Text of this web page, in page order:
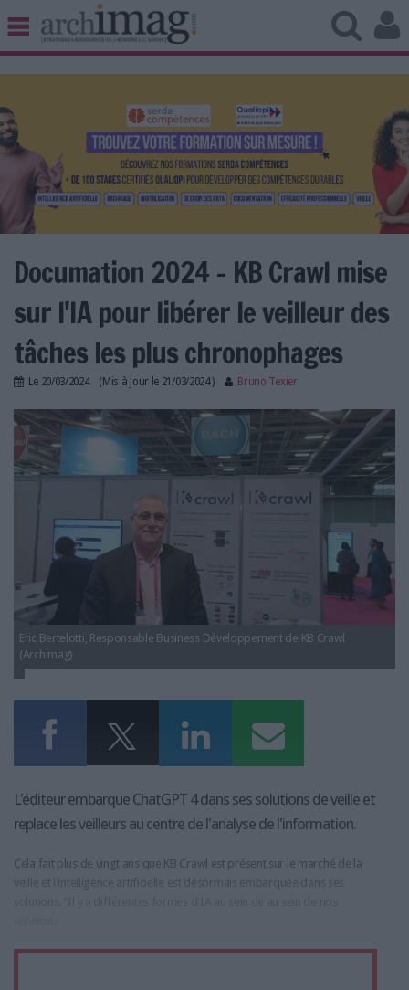
BIBLIOTHÈQUE ÉDITION
UNIVERS DATA
TRAVAIL COLLABORATIF
VIE NUMÉRIQUE
NUMÉRIQUE RESPONSABLE
LES DOSSIERS
LES NEWSLETTERS
LE MAGAZINE
LES GUIDES PRATIQUES
LES BASES DE DONNÉES
L'ESPACE EMPLOI
L'ANNUAIRE DES ACTEURS
LES LIVRES BLANCS
LES SUPPLÉMENTS
NOS OFFRES D'ABONNEMENTS
Documation 2024 - KB Crawl mise
sur l'IA pour libérer le veilleur des
tâches les plus chronophages
Le 20/03/2024 (Mis à jour le 21/03/2024) Bruno Texier
eric_bertelotti_kbcrawl.jpg
Eric Bertelotti, Responsable Business Développement de KB Crawl
(Archimag)
L'éditeur embarque ChatGPT 4 dans ses solutions de veille et
replace les veilleurs au centre de l'analyse de l'information.
Cela fait plus de vingt ans que KB Crawl est présent sur le marché de la
veille et l'intelligence artificielle est désormais embarquée dans ses